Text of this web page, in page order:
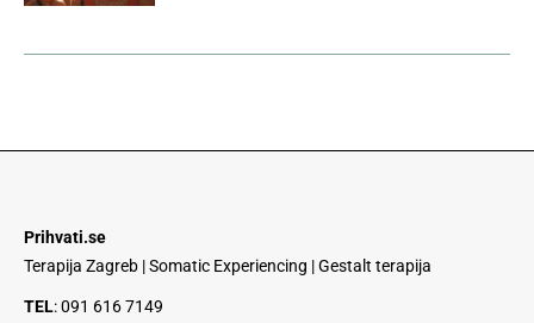
Prihvati.se
Terapija Zagreb | Somatic Experiencing | Gestalt terapija
TEL:091 616 7149